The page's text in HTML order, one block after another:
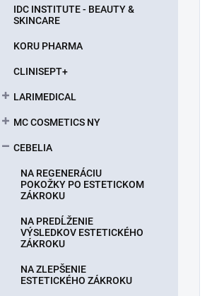
IDC INSTITUTE - BEAUTY &
SKINCARE
KORU PHARMA
CLINISEPT+
LARIMEDICAL
MC COSMETICS NY
CEBELIA
NA REGENERÁCIU
POKOŽKY PO ESTETICKOM
ZÁKROKU
NA PREDĹŽENIE
VÝSLEDKOV ESTETICKÉHO
ZÁKROKU
NA ZLEPŠENIE
ESTETICKÉHO ZÁKROKU